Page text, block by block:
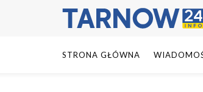
STRONA GŁÓWNA